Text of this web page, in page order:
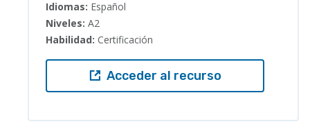
Idiomas: Español
Niveles: A2
Habilidad: Certificación
Acceder al recurso